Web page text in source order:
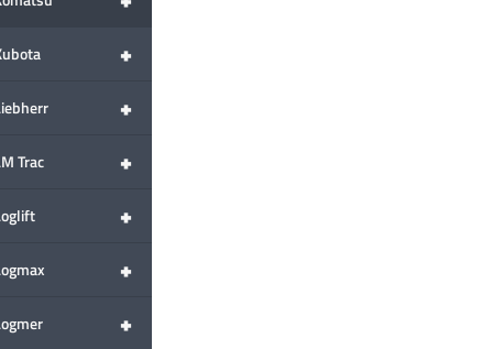
+
+
+
Trac
+
+
+